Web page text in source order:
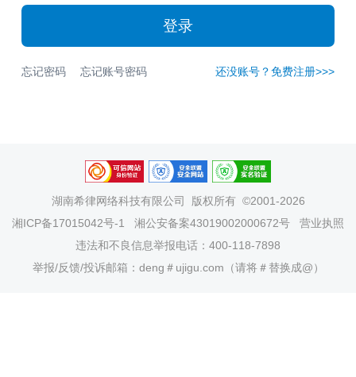
登录
忘记密码 忘记账号密码 还没账号？免费注册>>>
湖南希律网络科技有限公司
版权所有 ©2001-2026
湘ICP备17015042号-1
湘公安备案43019002000672号
营业执照
违法和不良信息举报电话：400-118-7898
举报/反馈/投诉邮箱：deng＃ujigu.com（请将＃替换成@）